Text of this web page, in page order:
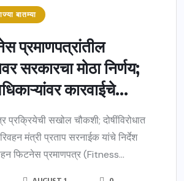
बातम्या
प्रमाणपत्रांतील
सरकारचा मोठा निर्णय;
कारवाईचे...
प्रक्रियेची सखोल चौकशी; दोषींविरोधात
मंत्री प्रताप सरनाईक यांचे निर्देश
फिटनेस प्रमाणपत्र (Fitness...